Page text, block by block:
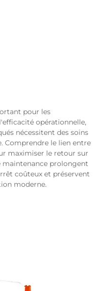
pour les
opérationnelle,
nécessitent des soins
Comprendre le lien entre
maximiser le retour sur
maintenance prolongent
coûteux et préservent
moderne.